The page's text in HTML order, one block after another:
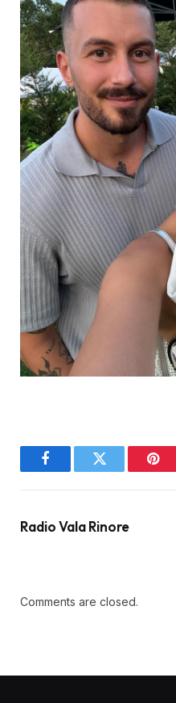
FacebookTwitter
Radio Vala Rinore
Comments are closed.